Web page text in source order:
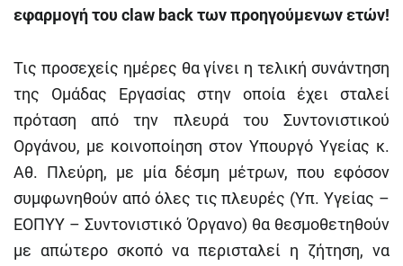
εφαρμογή τουclaw backτων προηγούμενων ετών!
Τις προσεχείς ημέρες θα γίνει η τελική συνάντηση
της Ομάδας Εργασίας στην οποία έχει σταλεί
πρόταση από την πλευρά του Συντονιστικού
Οργάνου, με κοινοποίηση στον Υπουργό Υγείας κ.
Αθ. Πλεύρη, με μία δέσμη μέτρων, που εφόσον
συμφωνηθούν από όλες τις πλευρές (Υπ. Υγείας –
ΕΟΠΥΥ – Συντονιστικό Όργανο) θα θεσμοθετηθούν
με απώτερο σκοπό να περισταλεί η ζήτηση, να